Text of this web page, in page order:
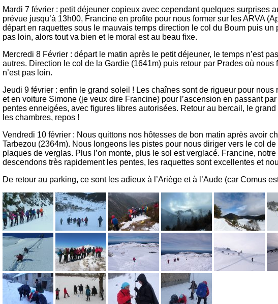
Mardi 7 février : petit déjeuner copieux avec cependant quelques
prévue jusqu’à 13h00, Francine en profite pour nous former sur les ARVA
départ en raquettes sous le mauvais temps direction le col du Boum puis
pas loin, alors tout va bien et le moral est au beau fixe.
Mercredi 8 Février : départ le matin après le petit déjeuner, le temps n’est
autres. Direction le col de la Gardie (1641m) puis retour par Prades où
n’est pas loin.
Jeudi 9 février : enfin le grand soleil ! Les chaînes sont de rigueur pour
et en voiture Simone (je veux dire Francine) pour l’ascension en passant
pentes enneigées, avec figures libres autorisées. Retour au bercail, le
les chambres, repos !
Vendredi 10 février : Nous quittons nos hôtesses de bon matin après avoir
Tarbezou (2364m). Nous longeons les pistes pour nous diriger vers le col
plaques de verglas. Plus l’on monte, plus le sol est verglacé. Francine,
descendons très rapidement les pentes, les raquettes sont excellentes et
De retour au parking, ce sont les adieux à l’Ariège et à l’Aude (car Comus